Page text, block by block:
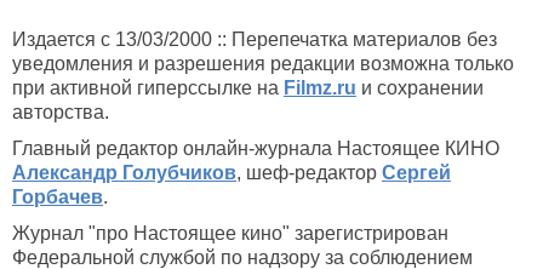
Издается с 13/03/2000 :: Перепечатка материалов без
уведомления и разрешения редакции возможна только
при активной гиперссылке на Filmz.ru и сохранении
авторства.
Главный редактор онлайн-журнала Настоящее КИНО
Александр Голубчиков, шеф-редактор Сергей
Горбачев.
Журнал "про Настоящее кино" зарегистрирован
Федеральной службой по надзору за соблюдением